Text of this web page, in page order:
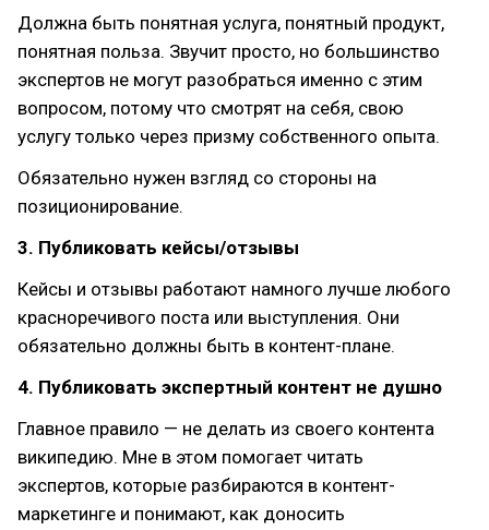
Должна быть понятная услуга, понятный продукт,
понятная польза. Звучит просто, но большинство
экспертов не могут разобраться именно с этим
вопросом, потому что смотрят на себя, свою
услугу только через призму собственного опыта.
Обязательно нужен взгляд со стороны на
позиционирование.
3. Публиковать кейсы/отзывы
Кейсы и отзывы работают намного лучше любого
красноречивого поста или выступления. Они
обязательно должны быть в контент-плане.
4. Публиковать экспертный контент не душно
Главное правило — не делать из своего контента
википедию. Мне в этом помогает читать
экспертов, которые разбираются в контент-
маркетинге и понимают, как доносить